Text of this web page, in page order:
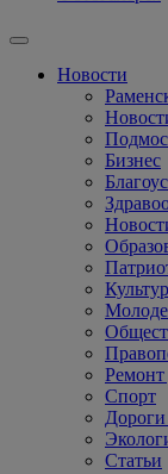
Новости
Бизнес
Ремонт
Спорт
Статьи